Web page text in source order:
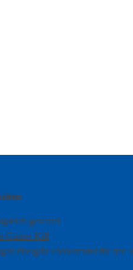
gestartet
Günter Kill
übergibt Fördermittel für den